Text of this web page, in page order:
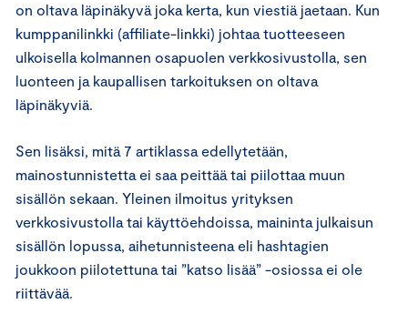
on oltava läpinäkyvä joka kerta, kun viestiä jaetaan. Kun
kumppanilinkki (affiliate-linkki) johtaa tuotteeseen
ulkoisella kolmannen osapuolen verkkosivustolla, sen
luonteen ja kaupallisen tarkoituksen on oltava
läpinäkyviä.
Sen lisäksi, mitä 7 artiklassa edellytetään,
mainostunnistetta ei saa peittää tai piilottaa muun
sisällön sekaan. Yleinen ilmoitus yrityksen
verkkosivustolla tai käyttöehdoissa, maininta julkaisun
sisällön lopussa, aihetunnisteena eli hashtagien
joukkoon piilotettuna tai ”katso lisää” -osiossa ei ole
riittävää.